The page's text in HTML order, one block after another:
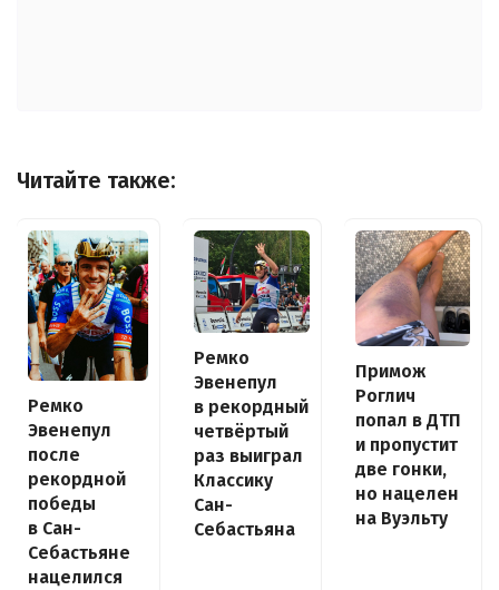
Читайте также:
Ремко
Эвенепул
после
рекордной
победы
в Сан-
Себастьяне
нацелился
Ремко
Эвенепул
в рекордный
четвёртый
раз выиграл
Классику
Сан-
Себастьяна
Примож
Роглич
попал в ДТП
и пропустит
две гонки,
но нацелен
на Вуэльту